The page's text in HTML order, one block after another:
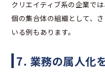
クリエイティブ系の企業で
個の集合体の組織として、
いる例もあります。
7. 業務の属人化